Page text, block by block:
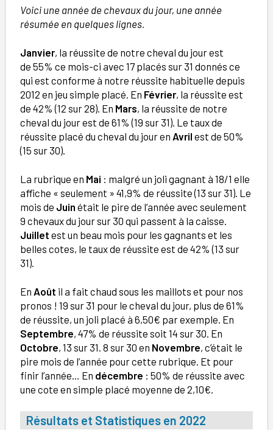
Voici une année de chevaux du jour, une année
résumée en quelques lignes.
Janvier, la réussite de notre cheval du jour est
de 55% ce mois-ci avec 17 placés sur 31 donnés ce
qui est conforme à notre réussite habituelle depuis
2012 en jeu simple placé. En Février, la réussite est
de 42% (12 sur 28). En Mars, la réussite de notre
cheval du jour est de 61% (19 sur 31). Le taux de
réussite placé du cheval du jour en Avril est de 50%
(15 sur 30).
La rubrique en Mai : malgré un joli gagnant à 18/1 elle
affiche « seulement » 41,9% de réussite (13 sur 31). Le
mois de Juin était le pire de l’année avec seulement
9 chevaux du jour sur 30 qui passent à la caisse.
Juillet est un beau mois pour les gagnants et les
belles cotes, le taux de réussite est de 42% (13 sur
31).
En Août il a fait chaud sous les maillots et pour nos
pronos ! 19 sur 31 pour le cheval du jour, plus de 61%
de réussite, un joli placé à 6,50€ par exemple. En
Septembre, 47% de réussite soit 14 sur 30. En
Octobre, 13 sur 31. 8 sur 30 en Novembre, c’était le
pire mois de l’année pour cette rubrique. Et pour
finir l’année… En décembre : 50% de réussite avec
une cote en simple placé moyenne de 2,10€.
Résultats et Statistiques en 2022